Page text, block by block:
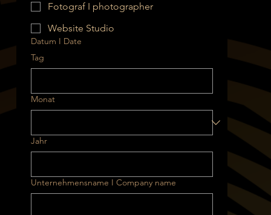
Fotograf I photographer
Website Studio
Datum I Date
Tag
Monat
Jahr
Unternehmensname I Company name